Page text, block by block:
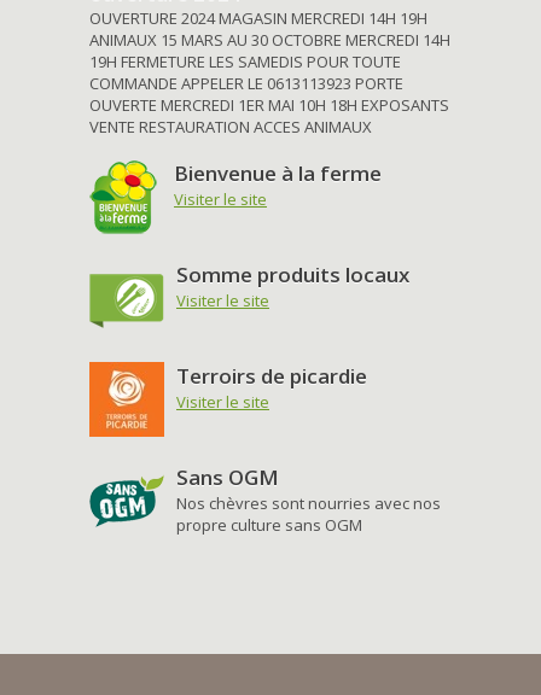
OUVERTURE 2024 MAGASIN MERCREDI 14H 19H
ANIMAUX 15 MARS AU 30 OCTOBRE MERCREDI 14H
19H FERMETURE LES SAMEDIS POUR TOUTE
COMMANDE APPELER LE 0613113923 PORTE
OUVERTE MERCREDI 1ER MAI 10H 18H EXPOSANTS
VENTE RESTAURATION ACCES ANIMAUX
Bienvenue à la ferme
Visiter le site
Somme produits locaux
Visiter le site
Terroirs de picardie
Visiter le site
Sans OGM
Nos chèvres sont nourries avec nos
propre culture sans OGM